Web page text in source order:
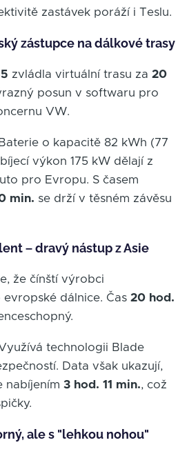
zastávek poráží i Teslu.
zástupce na dálkové trasy
zvládla virtuální trasu za 20
posun v softwaru pro
VW.
Baterie o kapacitě 82 kWh (77
výkon 175 kW dělají z
pro Evropu. S časem
min. se drží v těsném závěsu
– dravý nástup z Asie
že čínští výrobci
dálnice. Čas 20 hod.
technologii Blade
Data však ukazují,
nabíjením 3 hod. 11 min., což
ale s "lehkou nohou"